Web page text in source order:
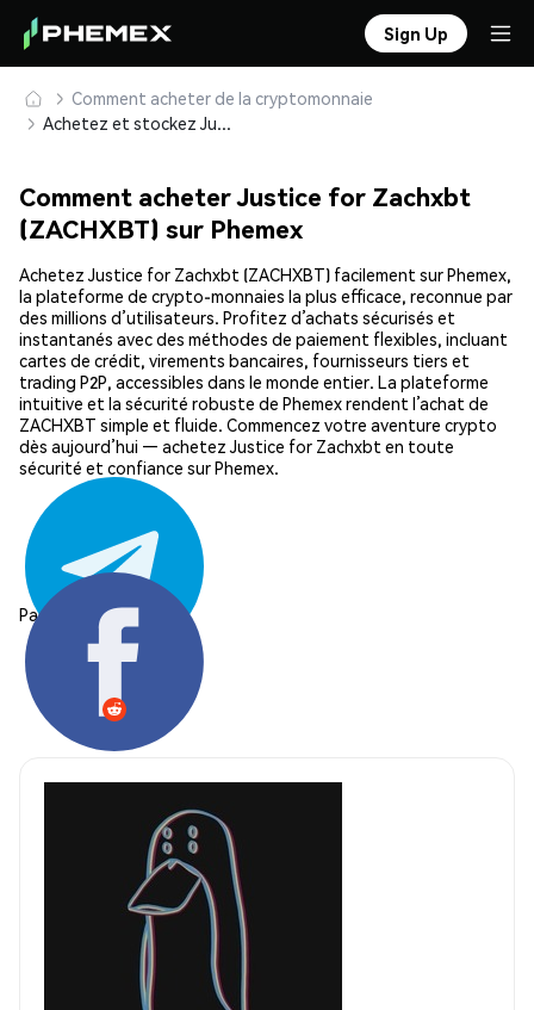
Sign Up
Comment acheter de la cryptomonnaie
Achetez et stockez Justice for Zachxbt (ZACHXBT) en toute sécurité
Comment acheter Justice for Zachxbt
(ZACHXBT) sur Phemex
Achetez Justice for Zachxbt (ZACHXBT) facilement sur Phemex,
la plateforme de crypto-monnaies la plus efficace, reconnue par
des millions d’utilisateurs. Profitez d’achats sécurisés et
instantanés avec des méthodes de paiement flexibles, incluant
cartes de crédit, virements bancaires, fournisseurs tiers et
trading P2P, accessibles dans le monde entier. La plateforme
intuitive et la sécurité robuste de Phemex rendent l’achat de
ZACHXBT simple et fluide. Commencez votre aventure crypto
dès aujourd’hui — achetez Justice for Zachxbt en toute
sécurité et confiance sur Phemex.
Partager: